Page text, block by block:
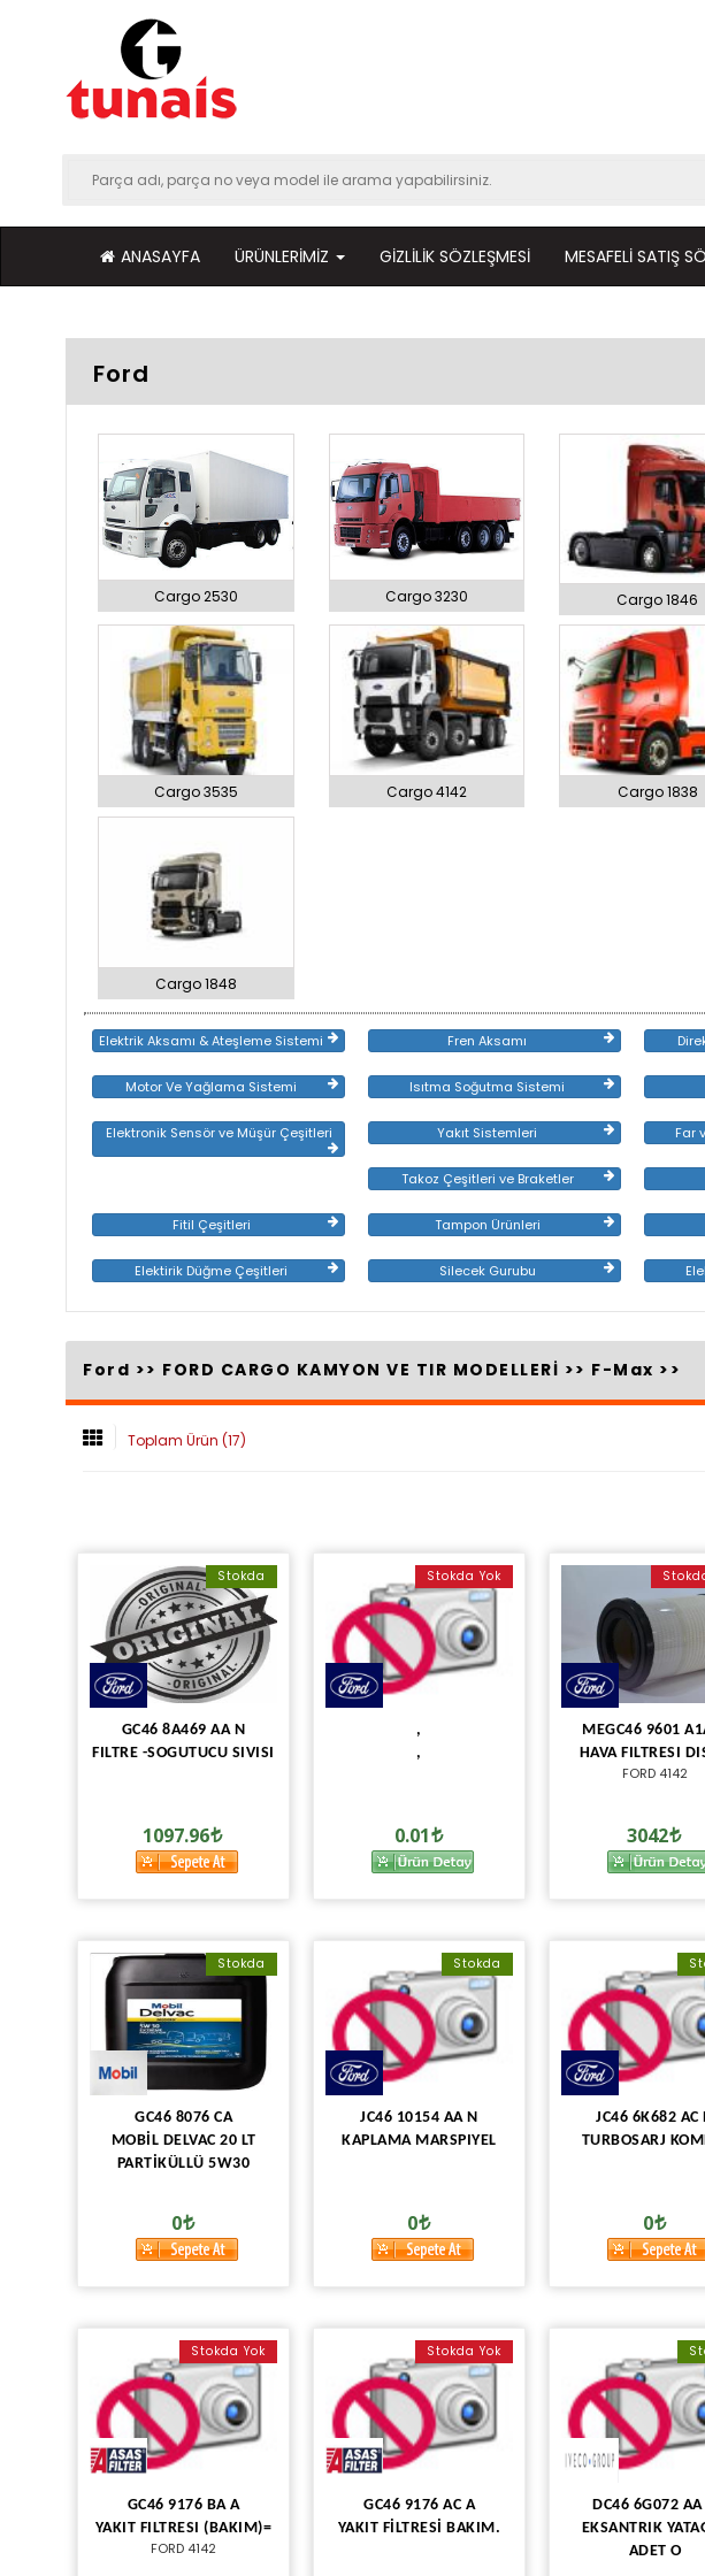
ANASAYFA ÜRÜNLERIMIZ GIZLILIK SÖZLEŞMESI MESAFELI SATIŞ
Ford
Cargo 2530 Cargo 3230 Cargo 1846
Cargo 3535 Cargo 4142 Cargo 1838
Cargo 1848
Elektrik Aksamı & Ateşleme Sistemi Fren Aksamı
Motor Ve Yağlama Sistemi Isıtma Soğutma Sistemi
Elektronik Sensör ve Müşür Çeşitleri Yakıt Sistemleri Far
Takoz Çeşitleri ve Braketler
Fitil Çeşitleri Tampon Ürünleri
Elektirik Düğme Çeşitleri Silecek Gurubu
Ford >> FORD CARGO KAMYON VE TIR MODELLERİ >> F-Max >>
Toplam Ürün (17)
Stokda
GC46 8A469 AA N
FILTRE -SOGUTUCU SIVISI
1097.96
Stokda Yok
,
,
0.01
MEGC46 9601
HAVA FILTRESI
FORD 4142
3042
Stokda
GC46 8076 CA
MOBİL DELVAC 20 LT
PARTİKÜLLÜ 5W30
0
Stokda
JC46 10154 AA N
KAPLAMA MARSPIYEL
0
JC46 6K682 AC
TURBOSARJ
0
Stokda Yok
GC46 9176 BA A
YAKIT FILTRESI (BAKIM)=
FORD 4142
Stokda Yok
GC46 9176 AC A
YAKIT FİLTRESİ BAKIM.
DC46 6G072 AA
EKSANTRIK
ADET O